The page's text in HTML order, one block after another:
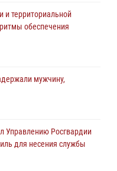
не оплатившего счет в
и территориальной
обеспечения
мужчину,
Управлению Росгвардии
для несения службы